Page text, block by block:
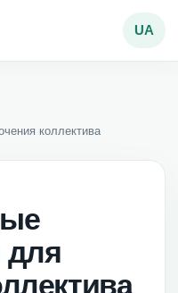
UA
коллектива
для